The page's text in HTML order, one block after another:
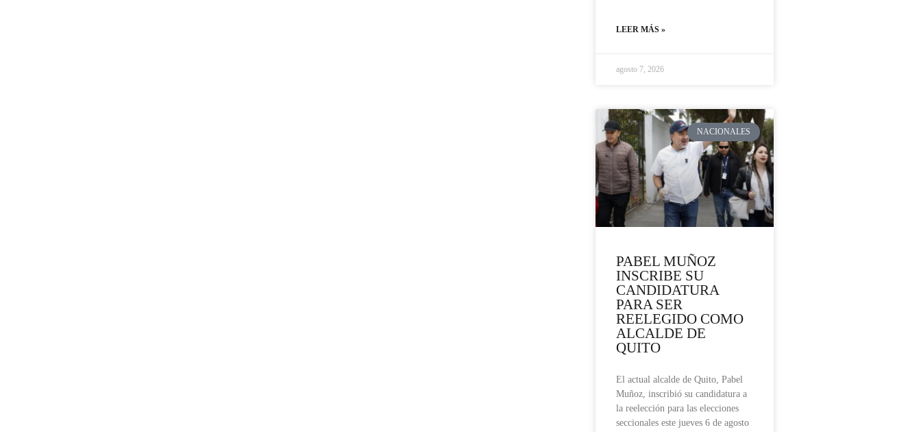
LEER MÁS »
agosto 7, 2026
NACIONALES
PABEL MUÑOZ
INSCRIBE SU
CANDIDATURA
PARA SER
REELEGIDO COMO
ALCALDE DE
QUITO
El actual alcalde de Quito, Pabel
Muñoz, inscribió su candidatura a
la reelección para las elecciones
seccionales este jueves 6 de agosto